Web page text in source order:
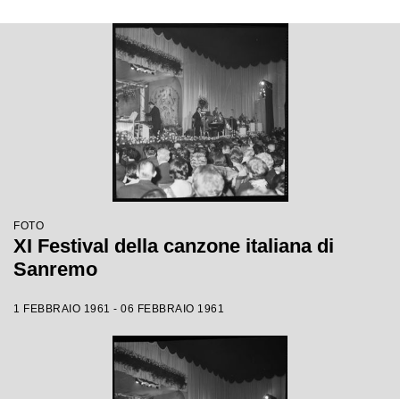
FOTO
XI Festival della canzone italiana di
Sanremo
1 FEBBRAIO 1961 - 06 FEBBRAIO 1961